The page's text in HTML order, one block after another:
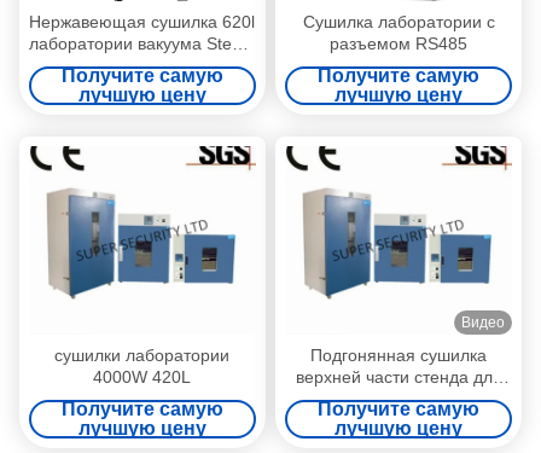
Нержавеющая сушилка 620l
лаборатории вакуума Stee с
дверью 4500W двойного
слоя стеклянной
Получите самую
лучшую цену
Сушилка лаборатории с
разъемом RS485
Получите самую
лучшую цену
сушилки лаборатории
4000W 420L
Получите самую
лучшую цену
Видео
Подгонянная сушилка
верхней части стенда для
пользы лаборатории,
выпечки, биохимии,
промышленной пользы
Получите самую
лучшую цену